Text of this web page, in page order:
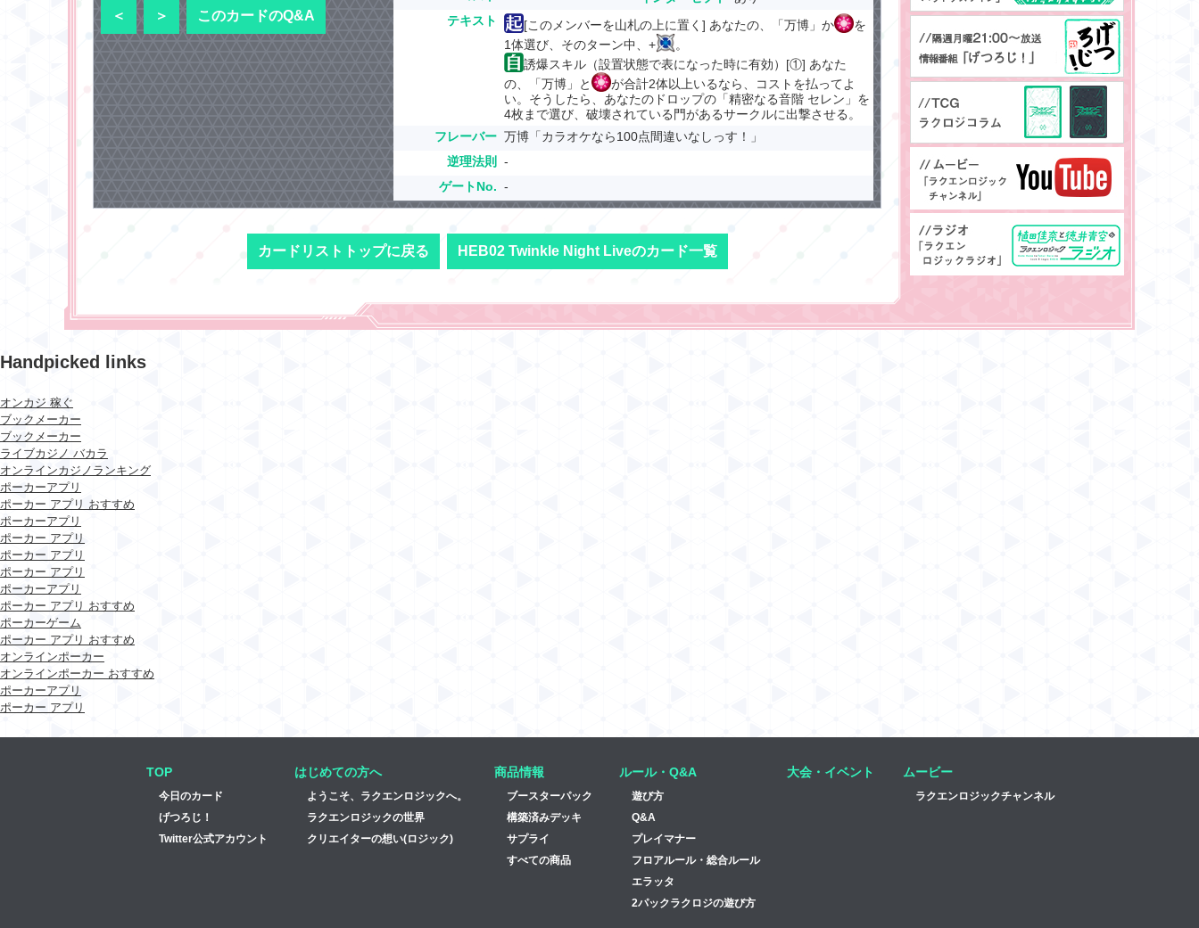
テキスト
[このメンバーを山札の上に置く] あなたの、「万博」か
を
1体選び、そのターン中、+
。
誘爆スキル（設置状態で表になった時に有効）[①] あなた
の、「万博」と
が合計2体以上いるなら、コストを払ってよ
い。そうしたら、あなたのドロップの「精密なる音階 セレン」を
4枚まで選び、破壊されている門があるサークルに出撃させる。
フレーバー 万博「カラオケなら100点間違いなしっす！」
逆理法則
-
ゲートNo. -
＜ ＞ このカードのQ&A
カードリストトップに戻る HEB02 Twinkle Night Liveのカード一覧
Handpicked links
オンカジ 稼ぐ
ブックメーカー
ブックメーカー
ライブカジノ バカラ
オンラインカジノランキング
ポーカーアプリ
ポーカー アプリ おすすめ
ポーカーアプリ
ポーカー アプリ
ポーカー アプリ
ポーカー アプリ
ポーカーアプリ
ポーカー アプリ おすすめ
ポーカーゲーム
ポーカー アプリ おすすめ
オンラインポーカー
オンラインポーカー おすすめ
ポーカーアプリ
ポーカー アプリ
TOP
今日のカード
げつろじ！
Twitter公式アカウント
はじめての方へ
ようこそ、ラクエンロジックへ。
ラクエンロジックの世界
クリエイターの想い(ロジック)
商品情報
ブースターパック
構築済みデッキ
サプライ
すべての商品
ルール・Q&A
遊び方
Q&A
プレイマナー
フロアルール・総合ルール
エラッタ
2パックラクロジの遊び方
大会・イベント ムービー
ラクエンロジックチャンネル